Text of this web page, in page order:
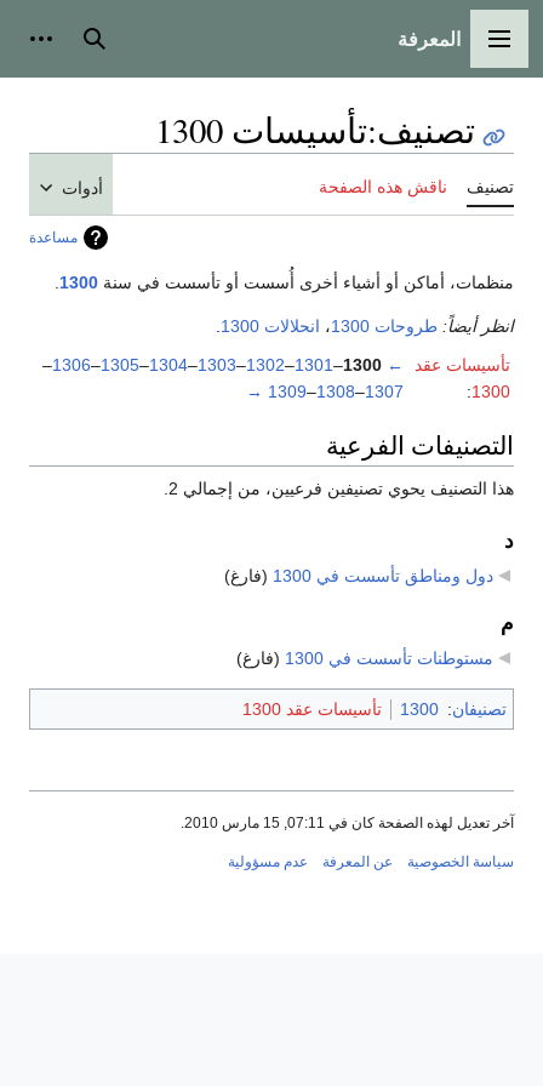
القائمة الرئيسية
المعرفة بحث
تصنيف:تأسيسات 1300
تصنيف ناقش هذه الصفحة أدوات
مساعدة
منظمات، أماكن أو أشياء أخرى أُسست أو تأسست في سنة 1300
انظر أيضاً: طروحات 1300 ، انحلالات 1300
تأسيسات عقد
1300
:
←
1300
–
1301
–
1302
–
1303
–
1304
–
1305
–
1306
–
1307
–
1308
–
1309
→
التصنيفات الفرعية
هذا التصنيف يحوي تصنيفين فرعيين، من إجمالي 2.
د
دول ومناطق تأسست في 1300 (فارغ)
م
مستوطنات تأسست في 1300 (فارغ)
تصنيفان:
1300 تأسيسات عقد 1300
آخر تعديل لهذه الصفحة كان في 07:11, 15 مارس 2010.
سياسة الخصوصية عن المعرفة عدم مسؤولية